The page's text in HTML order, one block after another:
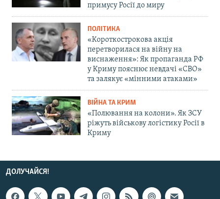
примусу Росії до миру
ПОЛІТИКА
«Короткострокова акція
перетворилася на війну на
виснаження»: Як пропаганда РФ
у Криму пояснює невдачі «СВО»
та залякує «мінними атаками»
ВІЙНА ТА КРИМ
«Полювання на колони». Як ЗСУ
ріжуть військову логістику Росії в
Криму
ДОЛУЧАЙСЯ!